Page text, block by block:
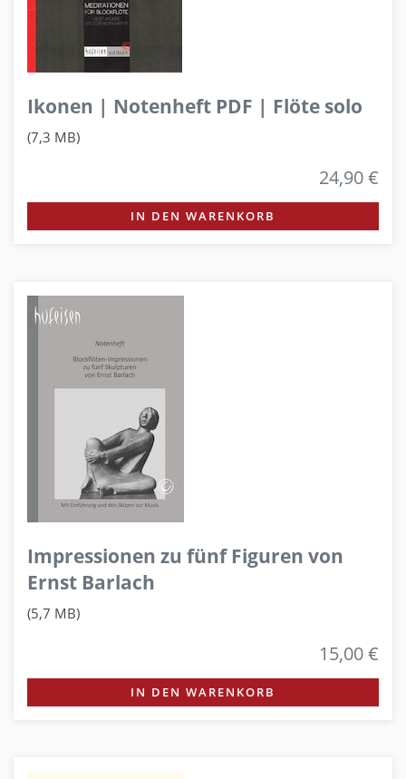
Ikonen | Notenheft PDF | Flöte solo
(7,3 MB)
24,90 €
IN DEN WARENKORB
Impressionen zu fünf Figuren von
Ernst Barlach
(5,7 MB)
15,00 €
IN DEN WARENKORB